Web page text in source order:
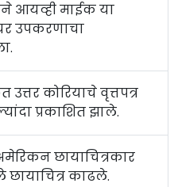
आयव्ही माईक या
उपकरणाचा
उत्तर कोरियाचे वृत्तपत्र
प्रकाशित झाले.
छायाचित्रकार
छायाचित्र काढले.